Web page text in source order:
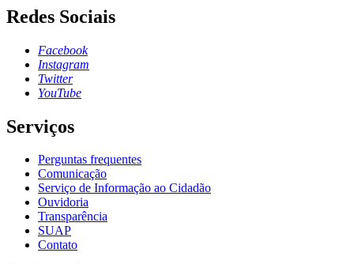
Redes Sociais
Facebook
Instagram
Twitter
YouTube
Serviços
Perguntas frequentes
Comunicação
Serviço de Informação ao Cidadão
Ouvidoria
Transparência
SUAP
Contato